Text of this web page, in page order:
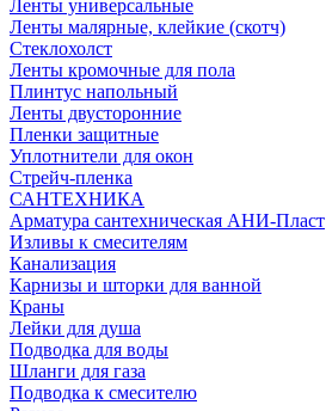
Ленты универсальные
Ленты малярные, клейкие (скотч)
Стеклохолст
Ленты кромочные для пола
Плинтус напольный
Ленты двусторонние
Пленки защитные
Уплотнители для окон
Стрейч-пленка
САНТЕХНИКА
Арматура сантехническая АНИ-Пласт
Изливы к смесителям
Канализация
Карнизы и шторки для ванной
Краны
Лейки для душа
Подводка для воды
Шланги для газа
Подводка к смесителю